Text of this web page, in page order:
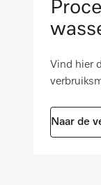
Restvocht
44
Toerental
1300
g-factor
518
Mops,
Vind hier
Naar de